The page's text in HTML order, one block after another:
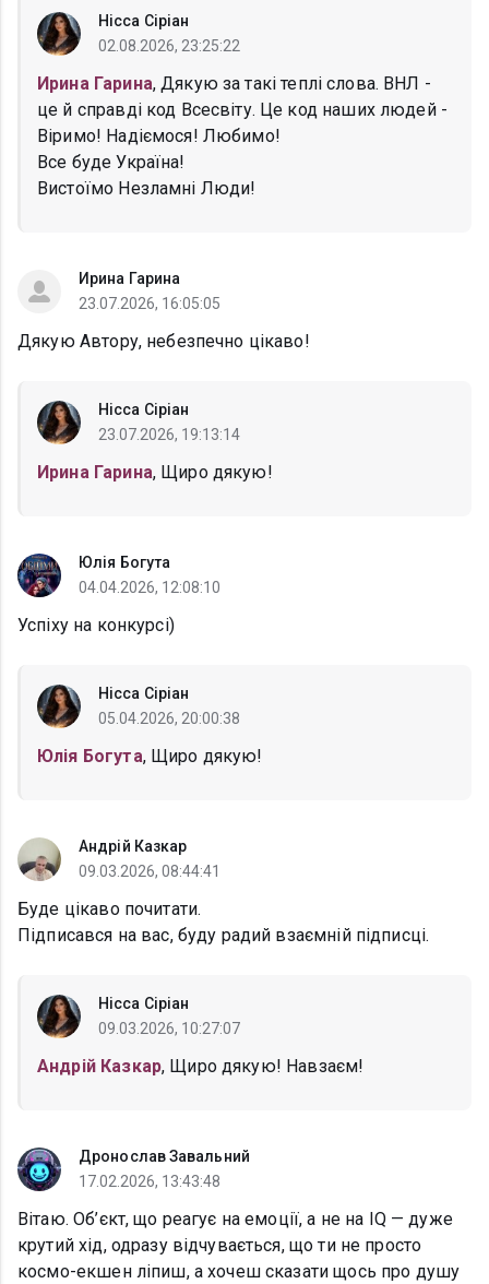
Нісса Сіріан
02.08.2026, 23:25:22
Ирина Гарина, Дякую за такі теплі слова. ВНЛ -
це й справді код Всесвіту. Це код наших людей -
Віримо! Надіємося! Любимо!
Все буде Україна!
Вистоїмо Незламні Люди!
Ирина Гарина
23.07.2026, 16:05:05
Дякую Автору, небезпечно цікаво!
Нісса Сіріан
23.07.2026, 19:13:14
Ирина Гарина, Щиро дякую!
Юлія Богута
04.04.2026, 12:08:10
Успіху на конкурсі)
Нісса Сіріан
05.04.2026, 20:00:38
Юлія Богута, Щиро дякую!
Андрій Казкар
09.03.2026, 08:44:41
Буде цікаво почитати.
Підписався на вас, буду радий взаємній підписці.
Нісса Сіріан
09.03.2026, 10:27:07
Андрій Казкар, Щиро дякую! Навзаєм!
Дронослав Завальний
17.02.2026, 13:43:48
Вітаю. Об’єкт, що реагує на емоції, а не на IQ — дуже
крутий хід, одразу відчувається, що ти не просто
космо-екшен ліпиш, а хочеш сказати щось про душу